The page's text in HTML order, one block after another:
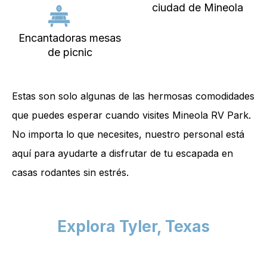
Encantadoras mesas
de picnic
ciudad de Mineola
Estas son solo algunas de las hermosas comodidades
que puedes esperar cuando visites Mineola RV Park.
No importa lo que necesites, nuestro personal está
aquí para ayudarte a disfrutar de tu escapada en
casas rodantes sin estrés.
Explora Tyler, Texas